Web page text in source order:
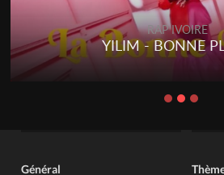
RAP IVOIRE
YILIM - BONNE
Général